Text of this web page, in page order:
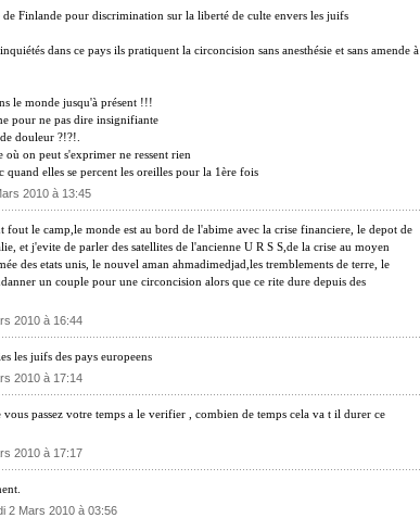
Finlande pour discrimination sur la liberté de culte envers les juifs
dans ce pays ils pratiquent la circoncision sans anesthésie et sans amende à
le monde jusqu'à présent !!!
pour ne pas dire insignifiante
douleur ?!?!.
on peut s'exprimer ne ressent rien
quand elles se percent les oreilles pour la 1ère fois
2010 à 13:45
fout le camp,le monde est au bord de l'abime avec la crise financiere, le depot de
et j'evite de parler des satellites de l'ancienne U R S S,de la crise au moyen
des etats unis, le nouvel aman ahmadimedjad,les tremblements de terre, le
un couple pour une circoncision alors que ce rite dure depuis des
2010 à 16:44
les juifs des pays europeens
2010 à 17:14
passez votre temps a le verifier , combien de temps cela va t il durer ce
2010 à 17:17
2 Mars 2010 à 03:56